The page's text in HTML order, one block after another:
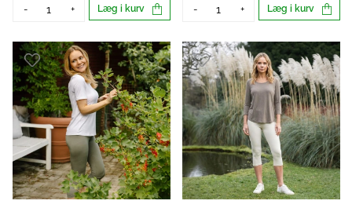
- + Læg i kurv - + Læg i kurv